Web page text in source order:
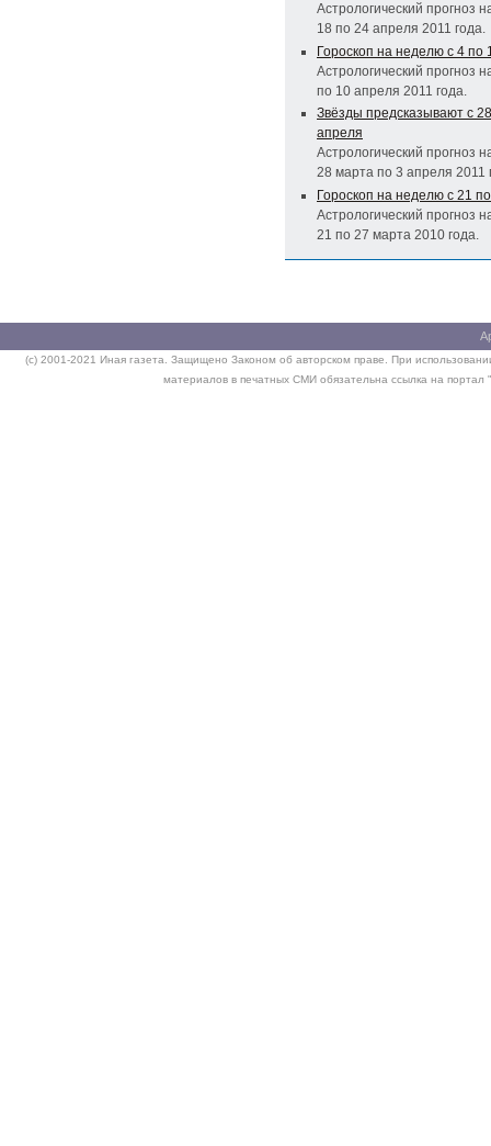
Астрологический прогноз
18 по 24 апреля 2011 года.
Гороскоп на неделю с 4 по
Астрологический прогноз
по 10 апреля 2011 года.
Звёзды предсказывают с
апреля
Астрологический прогноз
28 марта по 3 апреля 2011
Гороскоп на неделю с 21
Астрологический прогноз
21 по 27 марта 2010 года.
(c) 2001-2021 Иная газета. Защищено Законом об авторском праве. При
материалов в печатных СМИ обязательна ссылка на